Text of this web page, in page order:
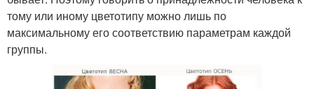
тому или иному цветотипу можно лишь по
максимальному его соответствию параметрам каждой
группы.